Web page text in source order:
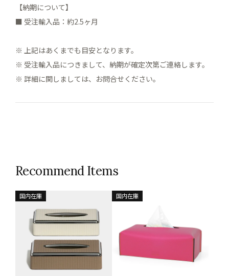
【納期について】
■ 受注輸入品：約2.5ヶ月
※ 上記はあくまでも目安となります。
※ 受注輸入品につきまして、納期が確定次第ご連絡します。
※ 詳細に関しましては、お問合せください。
Recommend Items
国内在庫 国内在庫